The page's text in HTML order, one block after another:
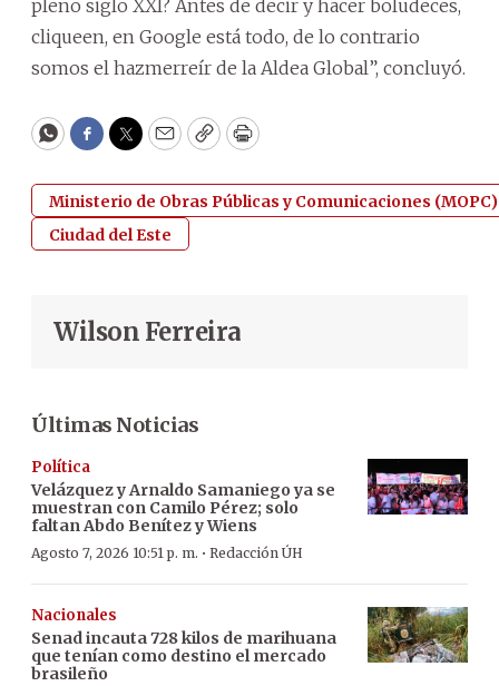
pleno siglo XXI? Antes de decir y hacer boludeces,
cliqueen, en Google está todo, de lo contrario
somos el hazmerreír de la Aldea Global”, concluyó.
WhatsApp
Facebook
Twitter
EmailCopyPrint
Ministerio de Obras Públicas y Comunicaciones (MOPC)
Ciudad del Este
Wilson Ferreira
Últimas Noticias
Política
Velázquez y Arnaldo Samaniego ya se
muestran con Camilo Pérez; solo
faltan Abdo Benítez y Wiens
Agosto 7, 2026 10:51 p. m. · Redacción ÚH
Nacionales
Senad incauta 728 kilos de marihuana
que tenían como destino el mercado
brasileño